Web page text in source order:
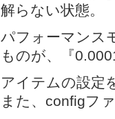
解らない状態。
パフォーマンス
ものが、『
アイテムの設定
また、configフ